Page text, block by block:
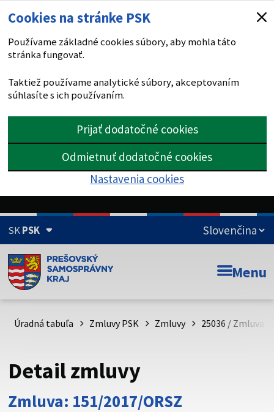
Cookies na stránke PSK
Používame základné cookies súbory, aby mohla táto
stránka fungovať.
Taktiež používame analytické súbory, akceptovaním
súhlasíte s ich používaním.
Prijať dodatočné cookies
Odmietnuť dodatočné cookies
Nastavenia cookies
SKPSK
Doména psk.sk je oficiálna
Toto je oficiálna webová stránka Prešovského
psk.sk.
Buďte pozorní a vždy sa uistite, že zdieľate informácie iba
cez zabezpečenú webovú stránku. Zabezpečená stránka
vždy začína https:// pred názvom domény webového sídla.
Menu
Úradná tabuľa Zmluvy PSK Zmluvy 25036 / Zmluva
Detail zmluvy
Zmluva: 151/2017/ORSZ